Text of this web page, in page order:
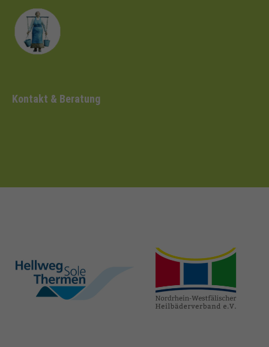
Kontakt & Beratung
hellweg-sole-
thermen.de
heilbaeder.de